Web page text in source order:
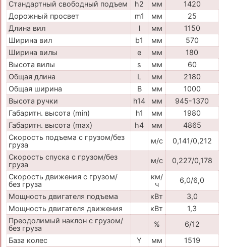
Стандартный свободный подъем h2 мм
1420
Дорожный просвет
m1 мм
25
Длина вил
l мм
1150
Ширина вил
b1 мм
570
Ширина вилы
e мм
180
Высота вилы
s мм
60
Общая длина
L мм
2180
Общая ширина
B мм
1000
Высота ручки
h14 мм
945-1370
Габаритн. высота (min)
h1 мм
1980
Габаритн. высота (max)
h4 мм
4865
Скорость подъема с грузом/без
груза
м/с
0,141/0,212
Скорость спуска с грузом/без
груза
м/с
0,227/0,178
Скорость движения с грузом/
без груза
км/
ч
6,0/6,0
Мощность двигателя подъема
кВт
3,0
Мощность двигателя движения
кВт
1,3
Преодолимый наклон с грузом/
без груза
%
6/12
База колес
Y мм
1519